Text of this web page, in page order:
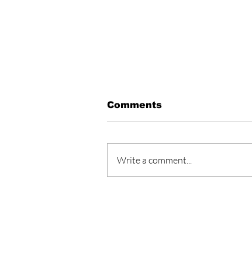
Sommer på Ormøya
Comments
Write a comment...